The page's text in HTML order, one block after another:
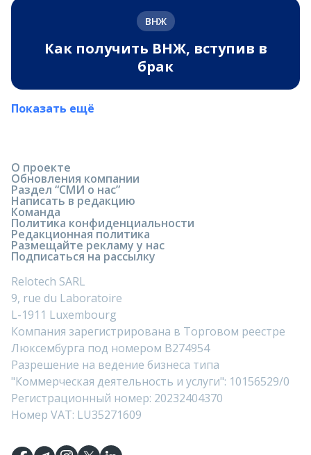
ВНЖ
Как получить ВНЖ, вступив в
брак
Показать ещё
О проекте
Обновления компании
Раздел “СМИ о нас”
Написать в редакцию
Команда
Политика конфиденциальности
Редакционная политика
Размещайте рекламу у нас
Подписаться на рассылку
Relotech SARL
9, rue du Laboratoire
L-1911 Luxembourg
Компания зарегистрирована в Торговом реестре
Люксембурга под номером B274954
Разрешение на ведение бизнеса типа
"Коммерческая деятельность и услуги": 10156529/0
Регистрационный номер: 20232404370
Номер VAT: LU35271609